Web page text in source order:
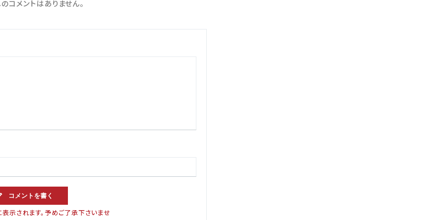
コメントはありません。
コメントを書く
示されます。予めご了承下さいませ